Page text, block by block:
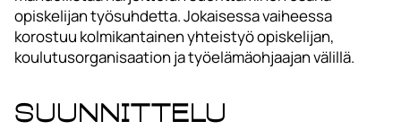
opiskelijan työsuhdetta. Jokaisessa vaiheessa
korostuu kolmikantainen yhteistyö opiskelijan,
koulutusorganisaation ja työelämäohjaajan välillä.
Suunnittelu